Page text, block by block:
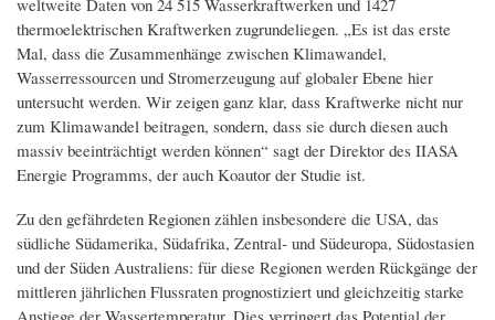
weltweite Daten von 24 515 Wasserkraftwerken und 1427
thermoelektrischen Kraftwerken zugrundeliegen. „Es ist das erste
Mal, dass die Zusammenhänge zwischen Klimawandel,
Wasserressourcen und Stromerzeugung auf globaler Ebene hier
untersucht werden. Wir zeigen ganz klar, dass Kraftwerke nicht nur
zum Klimawandel beitragen, sondern, dass sie durch diesen auch
massiv beeinträchtigt werden können“ sagt der Direktor des IIASA
Energie Programms, der auch Koautor der Studie ist.
Zu den gefährdeten Regionen zählen insbesondere die USA, das
südliche Südamerika, Südafrika, Zentral- und Südeuropa, Südostasien
und der Süden Australiens: für diese Regionen werden Rückgänge der
mittleren jährlichen Flussraten prognostiziert und gleichzeitig starke